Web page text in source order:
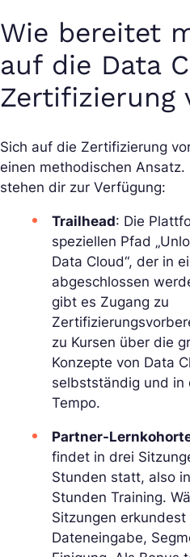
Wie bereitet
auf die Data
Zertifizierung
Sich auf die Zertifizierung
einen methodischen Ansatz.
stehen dir zur Verfügung:
Trailhead: Die
speziellen Pfad
Data Cloud“, der in
abgeschlossen
gibt es Zugang zu
zu Kursen über die
Konzepte von Data
selbstständig und in
Tempo.
Partner-
findet in drei
Stunden statt, also
Stunden Training.
Sitzungen
Dateneingabe,